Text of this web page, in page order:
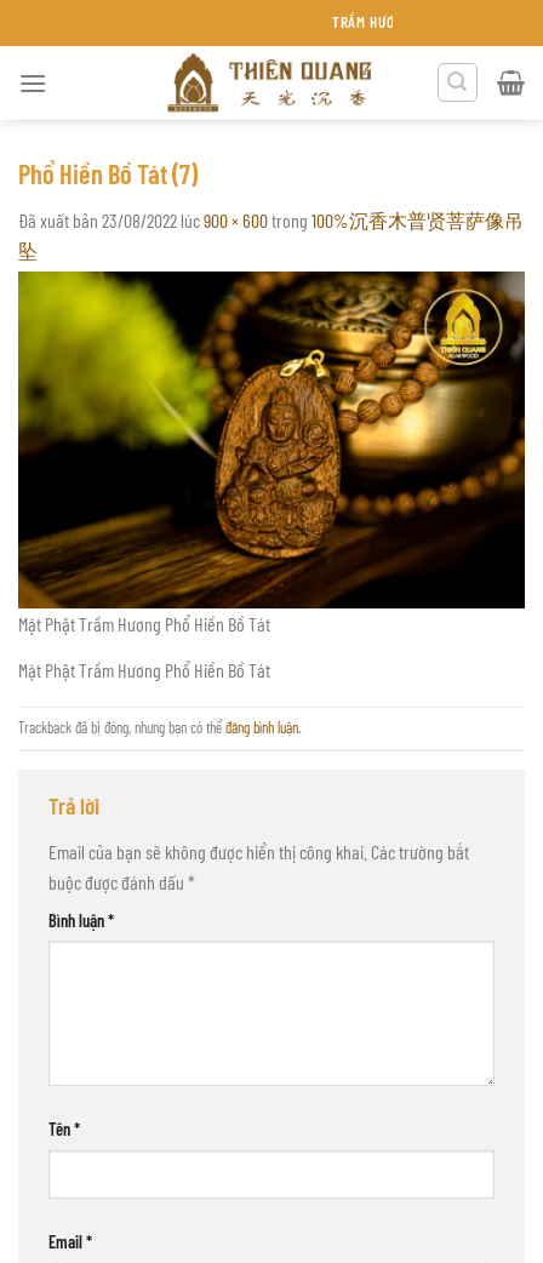
đến
TRẦM HƯƠNG THIÊN QUANG KHÁNH HÒA
Phổ Hiền Bồ Tát (7)
Đã xuất bản 23/08/2022 lúc900 × 600trong 100%沉香木普贤菩萨像吊
坠
Mặt Phật Trầm Hương Phổ Hiền Bồ Tát
Mặt Phật Trầm Hương Phổ Hiền Bồ Tát
Trackback đã bị đóng, nhưng bạn có thểđăng bình luận.
Trả lời
Email của bạn sẽ không được hiển thị công khai. Các trường bắt
buộc được đánh dấu *
Bình luận*
Tên*
Email*